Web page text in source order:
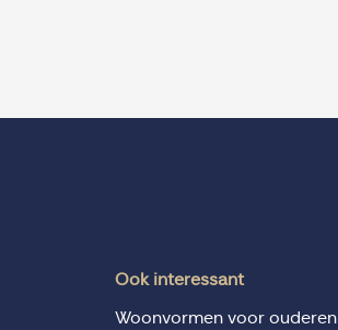
Ook interessant
Woonvormen voor ouderen